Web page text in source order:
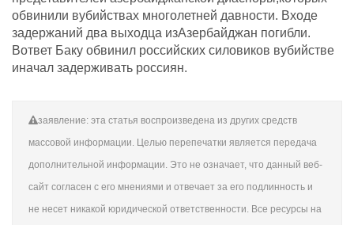
обвинили вубийствах многолетней давности. Входе
задержаний два выходца изАзербайджан погибли.
Вответ Баку обвинил российских силовиков вубийстве
иначал задерживать россиян.
заявление: эта статья воспроизведена из других средств
массовой информации. Целью перепечатки является передача
дополнительной информации. Это не означает, что данный веб-
сайт согласен с его мнениями и отвечает за его подлинность и
не несет никакой юридической ответственности. Все ресурсы на